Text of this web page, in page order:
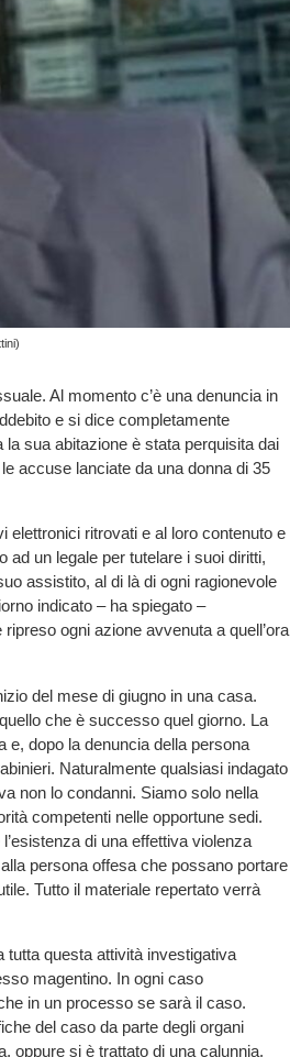
Al momento c’è una denuncia in
e si dice completamente
sua abitazione è stata perquisita dai
accuse lanciate da una donna di 35
elettronici ritrovati e al loro contenuto e
ad un legale per tutelare i suoi diritti,
assistito, al di là di ogni ragionevole
indicato – ha spiegato –
ogni azione avvenuta a quell’ora
del mese di giugno in una casa.
che è successo quel giorno. La
e, dopo la denuncia della persona
Naturalmente qualsiasi indagato
non lo condanni. Siamo solo nella
competenti nelle opportune sedi.
di una effettiva violenza
persona offesa che possano portare
Tutto il materiale repertato verrà
tutta questa attività investigativa
magentino. In ogni caso
in un processo se sarà il caso.
del caso da parte degli organi
oppure si è trattato di una calunnia.